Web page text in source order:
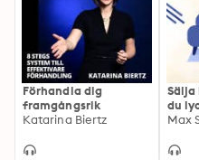
Förhandla dig
framgångsrik
Katarina Biertz
Sälja
du
Max